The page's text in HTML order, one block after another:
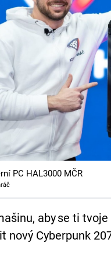
PC HAL3000 MČR
aby se ti
nový Cyberpunk